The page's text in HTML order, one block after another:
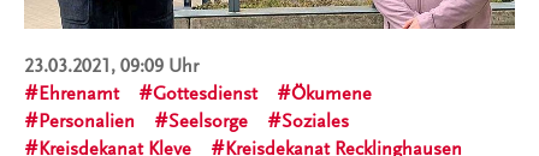
23.03.2021, 09:09 Uhr
Ehrenamt
Gottesdienst
Ökumene
Personalien
Seelsorge
Soziales
Kreisdekanat Kleve
Kreisdekanat Recklinghausen